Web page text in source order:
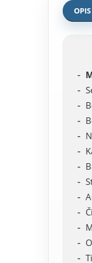
OPIS